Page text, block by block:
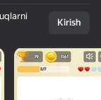
Kirish